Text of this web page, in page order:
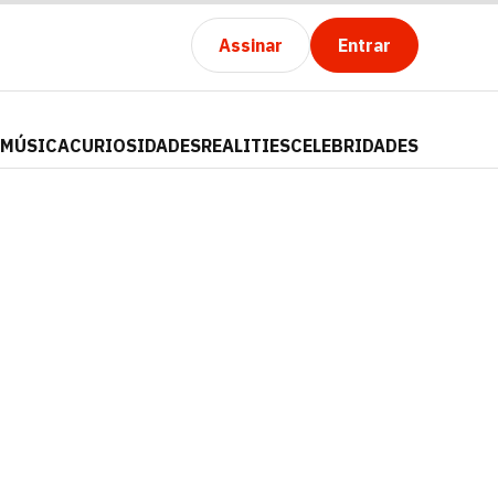
Assinar Entrar
MÚSICACURIOSIDADESREALITIESCELEBRIDADES